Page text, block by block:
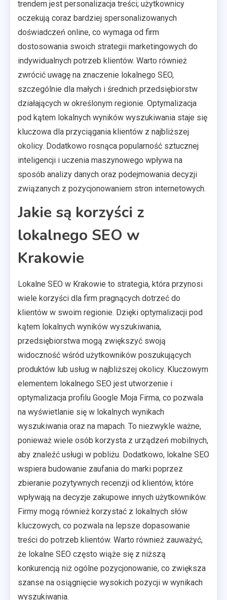
trendem jest personalizacja treści; użytkownicy
oczekują coraz bardziej spersonalizowanych
doświadczeń online, co wymaga od firm
dostosowania swoich strategii marketingowych do
indywidualnych potrzeb klientów. Warto również
zwrócić uwagę na znaczenie lokalnego SEO,
szczególnie dla małych i średnich przedsiębiorstw
działających w określonym regionie. Optymalizacja
pod kątem lokalnych wyników wyszukiwania staje się
kluczowa dla przyciągania klientów z najbliższej
okolicy. Dodatkowo rosnąca popularność sztucznej
inteligencji i uczenia maszynowego wpływa na
sposób analizy danych oraz podejmowania decyzji
związanych z pozycjonowaniem stron internetowych.
Jakie są korzyści z
lokalnego SEO w
Krakowie
Lokalne SEO w Krakowie to strategia, która przynosi
wiele korzyści dla firm pragnących dotrzeć do
klientów w swoim regionie. Dzięki optymalizacji pod
kątem lokalnych wyników wyszukiwania,
przedsiębiorstwa mogą zwiększyć swoją
widoczność wśród użytkowników poszukujących
produktów lub usług w najbliższej okolicy. Kluczowym
elementem lokalnego SEO jest utworzenie i
optymalizacja profilu Google Moja Firma, co pozwala
na wyświetlanie się w lokalnych wynikach
wyszukiwania oraz na mapach. To niezwykle ważne,
ponieważ wiele osób korzysta z urządzeń mobilnych,
aby znaleźć usługi w pobliżu. Dodatkowo, lokalne SEO
wspiera budowanie zaufania do marki poprzez
zbieranie pozytywnych recenzji od klientów, które
wpływają na decyzje zakupowe innych użytkowników.
Firmy mogą również korzystać z lokalnych słów
kluczowych, co pozwala na lepsze dopasowanie
treści do potrzeb klientów. Warto również zauważyć,
że lokalne SEO często wiąże się z niższą
konkurencją niż ogólne pozycjonowanie, co zwiększa
szanse na osiągnięcie wysokich pozycji w wynikach
wyszukiwania.